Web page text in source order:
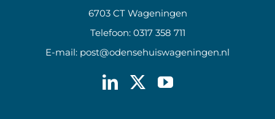
6703 CT Wageningen
Telefoon: 0317 358 711
E-mail: post@odensehuiswageningen.nl